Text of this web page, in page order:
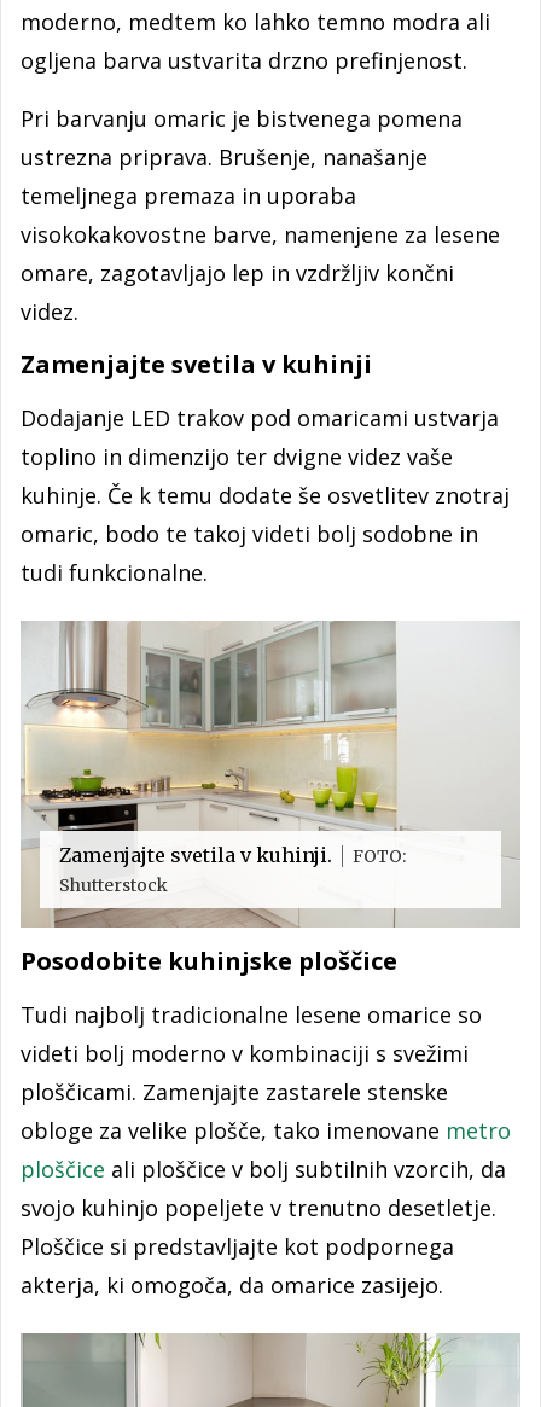
moderno, medtem ko lahko temno modra ali
ogljena barva ustvarita drzno prefinjenost.
Pri barvanju omaric je bistvenega pomena
ustrezna priprava. Brušenje, nanašanje
temeljnega premaza in uporaba
visokokakovostne barve, namenjene za lesene
omare, zagotavljajo lep in vzdržljiv končni
videz.
Zamenjajte svetila v kuhinji
Dodajanje LED trakov pod omaricami ustvarja
toplino in dimenzijo ter dvigne videz vaše
kuhinje. Če k temu dodate še osvetlitev znotraj
omaric, bodo te takoj videti bolj sodobne in
tudi funkcionalne.
Zamenjajte svetila v kuhinji.
FOTO:
Shutterstock
Posodobite kuhinjske ploščice
Tudi najbolj tradicionalne lesene omarice so
videti bolj moderno v kombinaciji s svežimi
ploščicami. Zamenjajte zastarele stenske
obloge za velike plošče, tako imenovane metro
ploščice ali ploščice v bolj subtilnih vzorcih, da
svojo kuhinjo popeljete v trenutno desetletje.
Ploščice si predstavljajte kot podpornega
akterja, ki omogoča, da omarice zasijejo.